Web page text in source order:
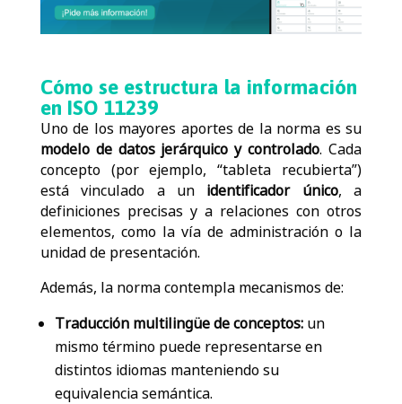
Cómo se estructura la información
en ISO 11239
Uno de los mayores aportes de la norma es su
modelo de datos jerárquico y controlado. Cada
concepto (por ejemplo, “tableta recubierta”)
está vinculado a un identificador único, a
definiciones precisas y a relaciones con otros
elementos, como la vía de administración o la
unidad de presentación.
Además, la norma contempla mecanismos de:
Traducción multilingüe de conceptos:un
mismo término puede representarse en
distintos idiomas manteniendo su
equivalencia semántica.